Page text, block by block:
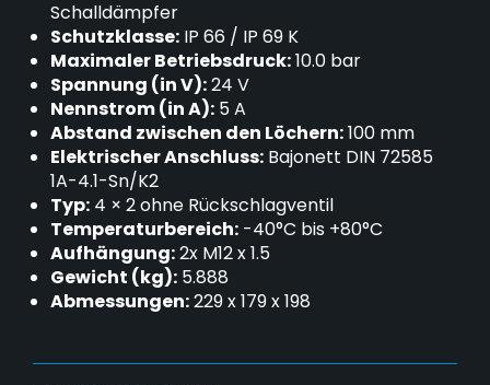
Schalldämpfer
Schutzklasse: IP 66 / IP 69 K
Maximaler Betriebsdruck:10.0 bar
Spannung (in V):24 V
Nennstrom (in A): 5 A
Abstand zwischen den Löchern:100 mm
Elektrischer Anschluss: Bajonett DIN 72585
1A-4.1-Sn/K2
Typ: 4 × 2 ohne Rückschlagventil
Temperaturbereich: -40°C bis +80°C
Aufhängung:2x M12 x 1.5
Gewicht (kg): 5.888
Abmessungen:229 x 179 x 198